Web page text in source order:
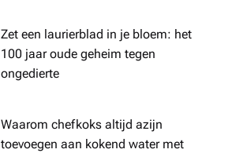
Zet een laurierblad in je bloem: het
100 jaar oude geheim tegen
ongedierte
Waarom chefkoks altijd azijn
toevoegen aan kokend water met